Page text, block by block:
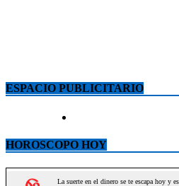
ESPACIO PUBLICITARIO
HOROSCOPO HOY